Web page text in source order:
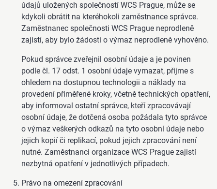
údajů uložených společností WCS Prague, může se
kdykoli obrátit na kteréhokoli zaměstnance správce.
Zaměstnanec společnosti WCS Prague neprodleně
zajistí, aby bylo žádosti o výmaz neprodleně vyhověno.
Pokud správce zveřejnil osobní údaje a je povinen
podle čl. 17 odst. 1 osobní údaje vymazat, přijme s
ohledem na dostupnou technologii a náklady na
provedení přiměřené kroky, včetně technických opatření,
aby informoval ostatní správce, kteří zpracovávají
osobní údaje, že dotčená osoba požádala tyto správce
o výmaz veškerých odkazů na tyto osobní údaje nebo
jejich kopií či replikací, pokud jejich zpracování není
nutné. Zaměstnanci organizace WCS Prague zajistí
nezbytná opatření v jednotlivých případech.
Právo na omezení zpracování